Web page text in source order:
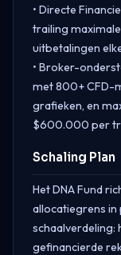
• Directe
trailing
uitbetalingen
• Broker-
met 800+ CFD-
grafieken, en
$600.000 per
Schaling Plan
Het DNA Fund
allocatiegrens in
schaalverdeling:
gefinancierde